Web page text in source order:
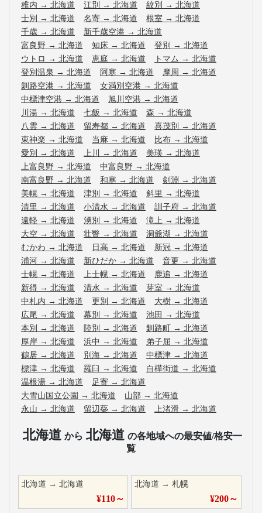
稚内 → 北海道 江別 → 北海道 紋別 → 北海道
士別 → 北海道 名寄 → 北海道 根室 → 北海道
千歳 → 北海道 新千歳空港 → 北海道
富良野 → 北海道 知床 → 北海道 登別 → 北海道
ウトロ → 北海道 恵庭 → 北海道 トマム → 北海道
登別温泉 → 北海道 阿寒 → 北海道 摩周 → 北海道
釧路空港 → 北海道 女満別空港 → 北海道
中標津空港 → 北海道 旭川空港 → 北海道
川湯 → 北海道 七飯 → 北海道 森 → 北海道
八雲 → 北海道 留寿都 → 北海道 喜茂別 → 北海道
東神楽 → 北海道 当麻 → 北海道 比布 → 北海道
愛別 → 北海道 上川 → 北海道 美瑛 → 北海道
上富良野 → 北海道 中富良野 → 北海道
南富良野 → 北海道 和寒 → 北海道 剣淵 → 北海道
美幌 → 北海道 津別 → 北海道 斜里 → 北海道
清里 → 北海道 小清水 → 北海道 訓子府 → 北海道
遠軽 → 北海道 湧別 → 北海道 滝上 → 北海道
大空 → 北海道 壮瞥 → 北海道 洞爺湖 → 北海道
むかわ → 北海道 日高 → 北海道 新冠 → 北海道
浦河 → 北海道 新ひだか → 北海道 音更 → 北海道
士幌 → 北海道 上士幌 → 北海道 鹿追 → 北海道
新得 → 北海道 清水 → 北海道 芽室 → 北海道
中札内 → 北海道 更別 → 北海道 大樹 → 北海道
広尾 → 北海道 幕別 → 北海道 池田 → 北海道
本別 → 北海道 陸別 → 北海道 釧路町 → 北海道
厚岸 → 北海道 浜中 → 北海道 弟子屈 → 北海道
鶴居 → 北海道 別海 → 北海道 中標津 → 北海道
標津 → 北海道 羅臼 → 北海道 白樺街道 → 北海道
温根湯 → 北海道 足寄 → 北海道
大雪山国立公園 → 北海道 山部 → 北海道
永山 → 北海道 留辺蘂 → 北海道 上渚滑 → 北海道
北海道 から 北海道 の各地域への最安値/格安一
覧
北海道 → 北海道
¥110～
北海道 →札幌
¥200～